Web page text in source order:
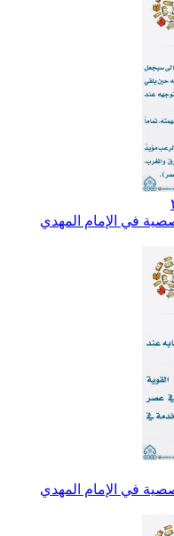
في الإمام المهدي
في الإمام المهدي